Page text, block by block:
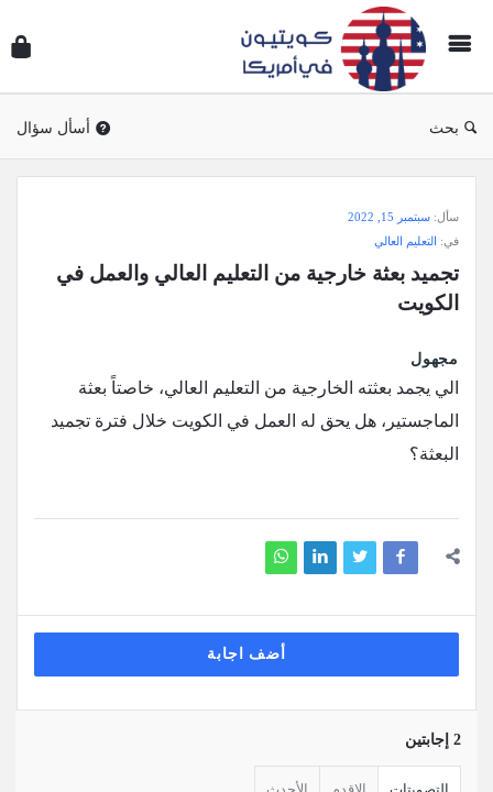
بحث أسأل سؤال
وجواب
في
الاحدث
أسئلة
سأل: سبتمبر 15, 2022
في: التعليم العالي
الكويت
مجهول
الي يجمد بعثته الخارجية من التعليم العالي، خاصتاً بعثة
الماجستير، هل يحق له العمل في الكويت خلال فترة تجميد
البعثة؟
أضف اجابة
‫2 إجابتين